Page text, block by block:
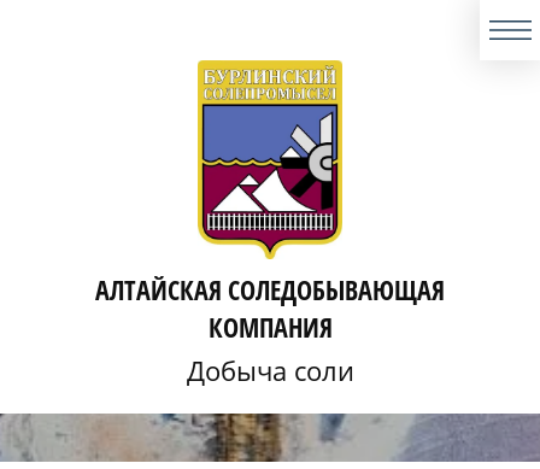
Добыча соли
АЛТАЙСКАЯ СОЛЕДОБЫВАЮЩАЯ
КОМПАНИЯ